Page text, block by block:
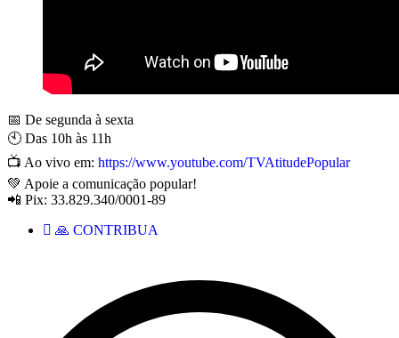
📅 De segunda à sexta
🕙 Das 10h às 11h
📺 Ao vivo em: https://www.youtube.com/TVAtitudePopular
💚 Apoie a comunicação popular!
📲 Pix: 33.829.340/0001-89
🙏 CONTRIBUA